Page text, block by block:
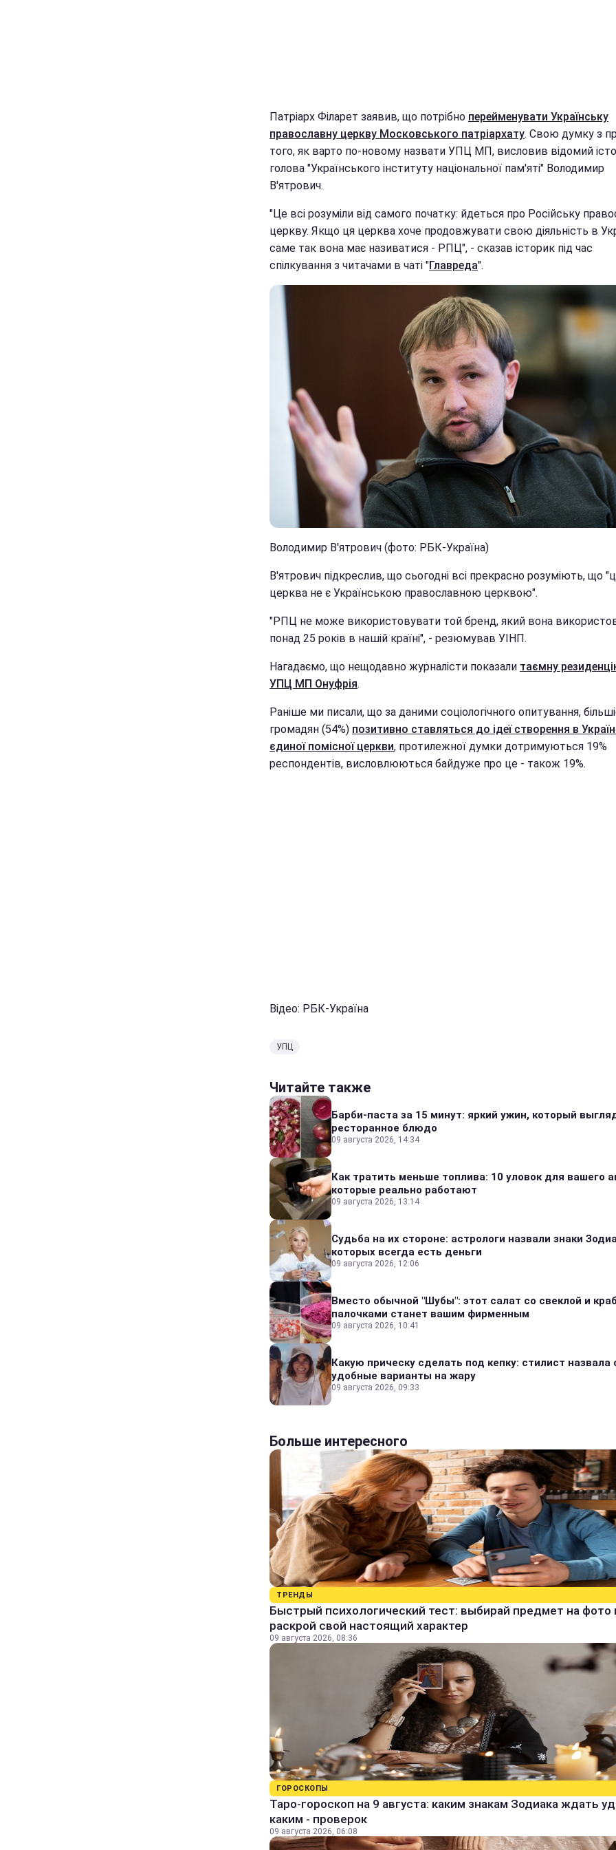
Патріарх Філарет заявив, що потрібно перейменувати Українську
православну церкву Московського патріархату. Свою думку з
того, як варто по-новому назвати УПЦ МП, висловив відомий
голова "Українського інституту національної пам'яті" Володимир
В'ятрович.
"Це всі розуміли від самого початку: йдеться про Російську
церкву. Якщо ця церква хоче продовжувати свою діяльність в
саме так вона має називатися - РПЦ", - сказав історик під час
спілкування з читачами в чаті "Главреда".
Володимир В'ятрович (фото: РБК-Україна)
В'ятрович підкреслив, що сьогодні всі прекрасно розуміють, що
церква не є Українською православною церквою".
"РПЦ не може використовувати той бренд, який вона
понад 25 років в нашій країні", - резюмував УІНП.
Нагадаємо, що нещодавно журналісти показали таємну
УПЦ МП Онуфрія.
Раніше ми писали, що за даними соціологічного опитування,
громадян (54%) позитивно ставляться до ідеї створення в
єдиної помісної церкви, протилежної думки дотримуються 19%
респондентів, висловлюються байдуже про це - також 19%.
Відео: РБК-Україна
УПЦ
Читайте также
Барби-паста за 15 минут: яркий ужин, который
ресторанное блюдо
09 августа 2026, 14:34
Как тратить меньше топлива: 10 уловок для вашего
которые реально работают
09 августа 2026, 13:14
Судьба на их стороне: астрологи назвали знаки
которых всегда есть деньги
09 августа 2026, 12:06
Вместо обычной "Шубы": этот салат со свеклой и
палочками станет вашим фирменным
09 августа 2026, 10:41
Какую прическу сделать под кепку: стилист
удобные варианты на жару
09 августа 2026, 09:33
Больше интересного
ТРЕНДЫ
Быстрый психологический тест: выбирай предмет на фото
раскрой свой настоящий характер
09 августа 2026, 08:36
ГОРОСКОПЫ
Таро-гороскоп на 9 августа: каким знакам Зодиака ждать
каким - проверок
09 августа 2026, 06:08